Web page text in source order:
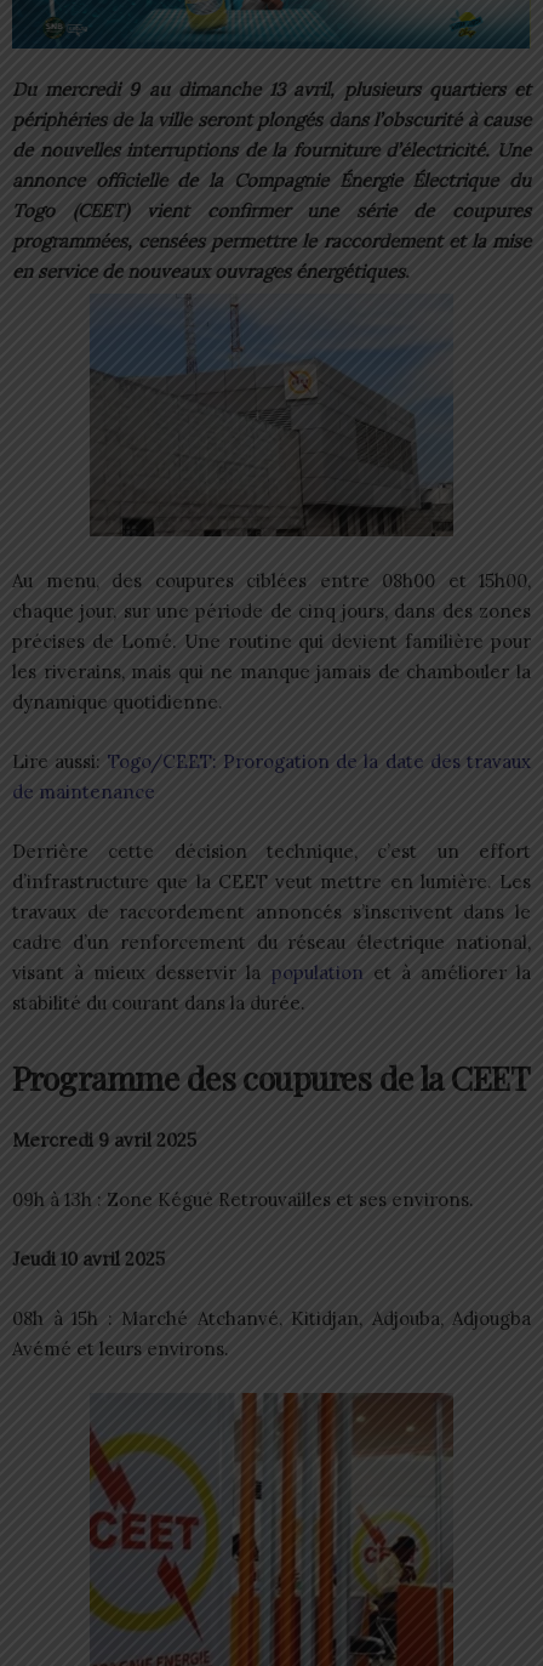
Du mercredi 9 au dimanche 13 avril, plusieurs quartiers et
périphéries de la ville seront plongés dans l’obscurité à cause
de nouvelles interruptions de la fourniture d’électricité. Une
annonce officielle de la Compagnie Énergie Électrique du
Togo (CEET) vient confirmer une série de coupures
programmées, censées permettre le raccordement et la mise
en service de nouveaux ouvrages énergétiques.
Au menu, des coupures ciblées entre 08h00 et 15h00,
chaque jour, sur une période de cinq jours, dans des zones
précises de Lomé. Une routine qui devient familière pour
les riverains, mais qui ne manque jamais de chambouler la
dynamique quotidienne.
Lire aussi: Togo/CEET: Prorogation de la date des travaux
de maintenance
Derrière cette décision technique, c’est un effort
d’infrastructure que la CEET veut mettre en lumière. Les
travaux de raccordement annoncés s’inscrivent dans le
cadre d’un renforcement du réseau électrique national,
visant à mieux desservir la population et à améliorer la
stabilité du courant dans la durée.
Programme des coupures de la CEET
Mercredi 9 avril 2025
09h à 13h : Zone Kégué Retrouvailles et ses environs.
Jeudi 10 avril 2025
08h à 15h : Marché Atchanvé, Kitidjan, Adjouba, Adjougba
Avémé et leurs environs.